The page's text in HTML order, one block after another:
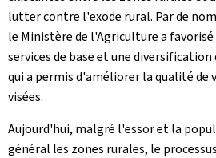
lutter contre l'exode rural. Par de
le Ministère de l'Agriculture a
services de base et une
qui a permis d'améliorer la qualité de
visées.
Aujourd'hui, malgré l'essor et la
général les zones rurales, le